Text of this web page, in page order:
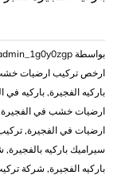
بواسطة
ارخص تركيب ارضيات
باركيه الفجيرة, باركيه في
ارضيات خشب في الفجيرة
ارضيات في الفجيرة,
سيراميك باركيه بالفجيرة,
باركيه الفجيرة, شركة